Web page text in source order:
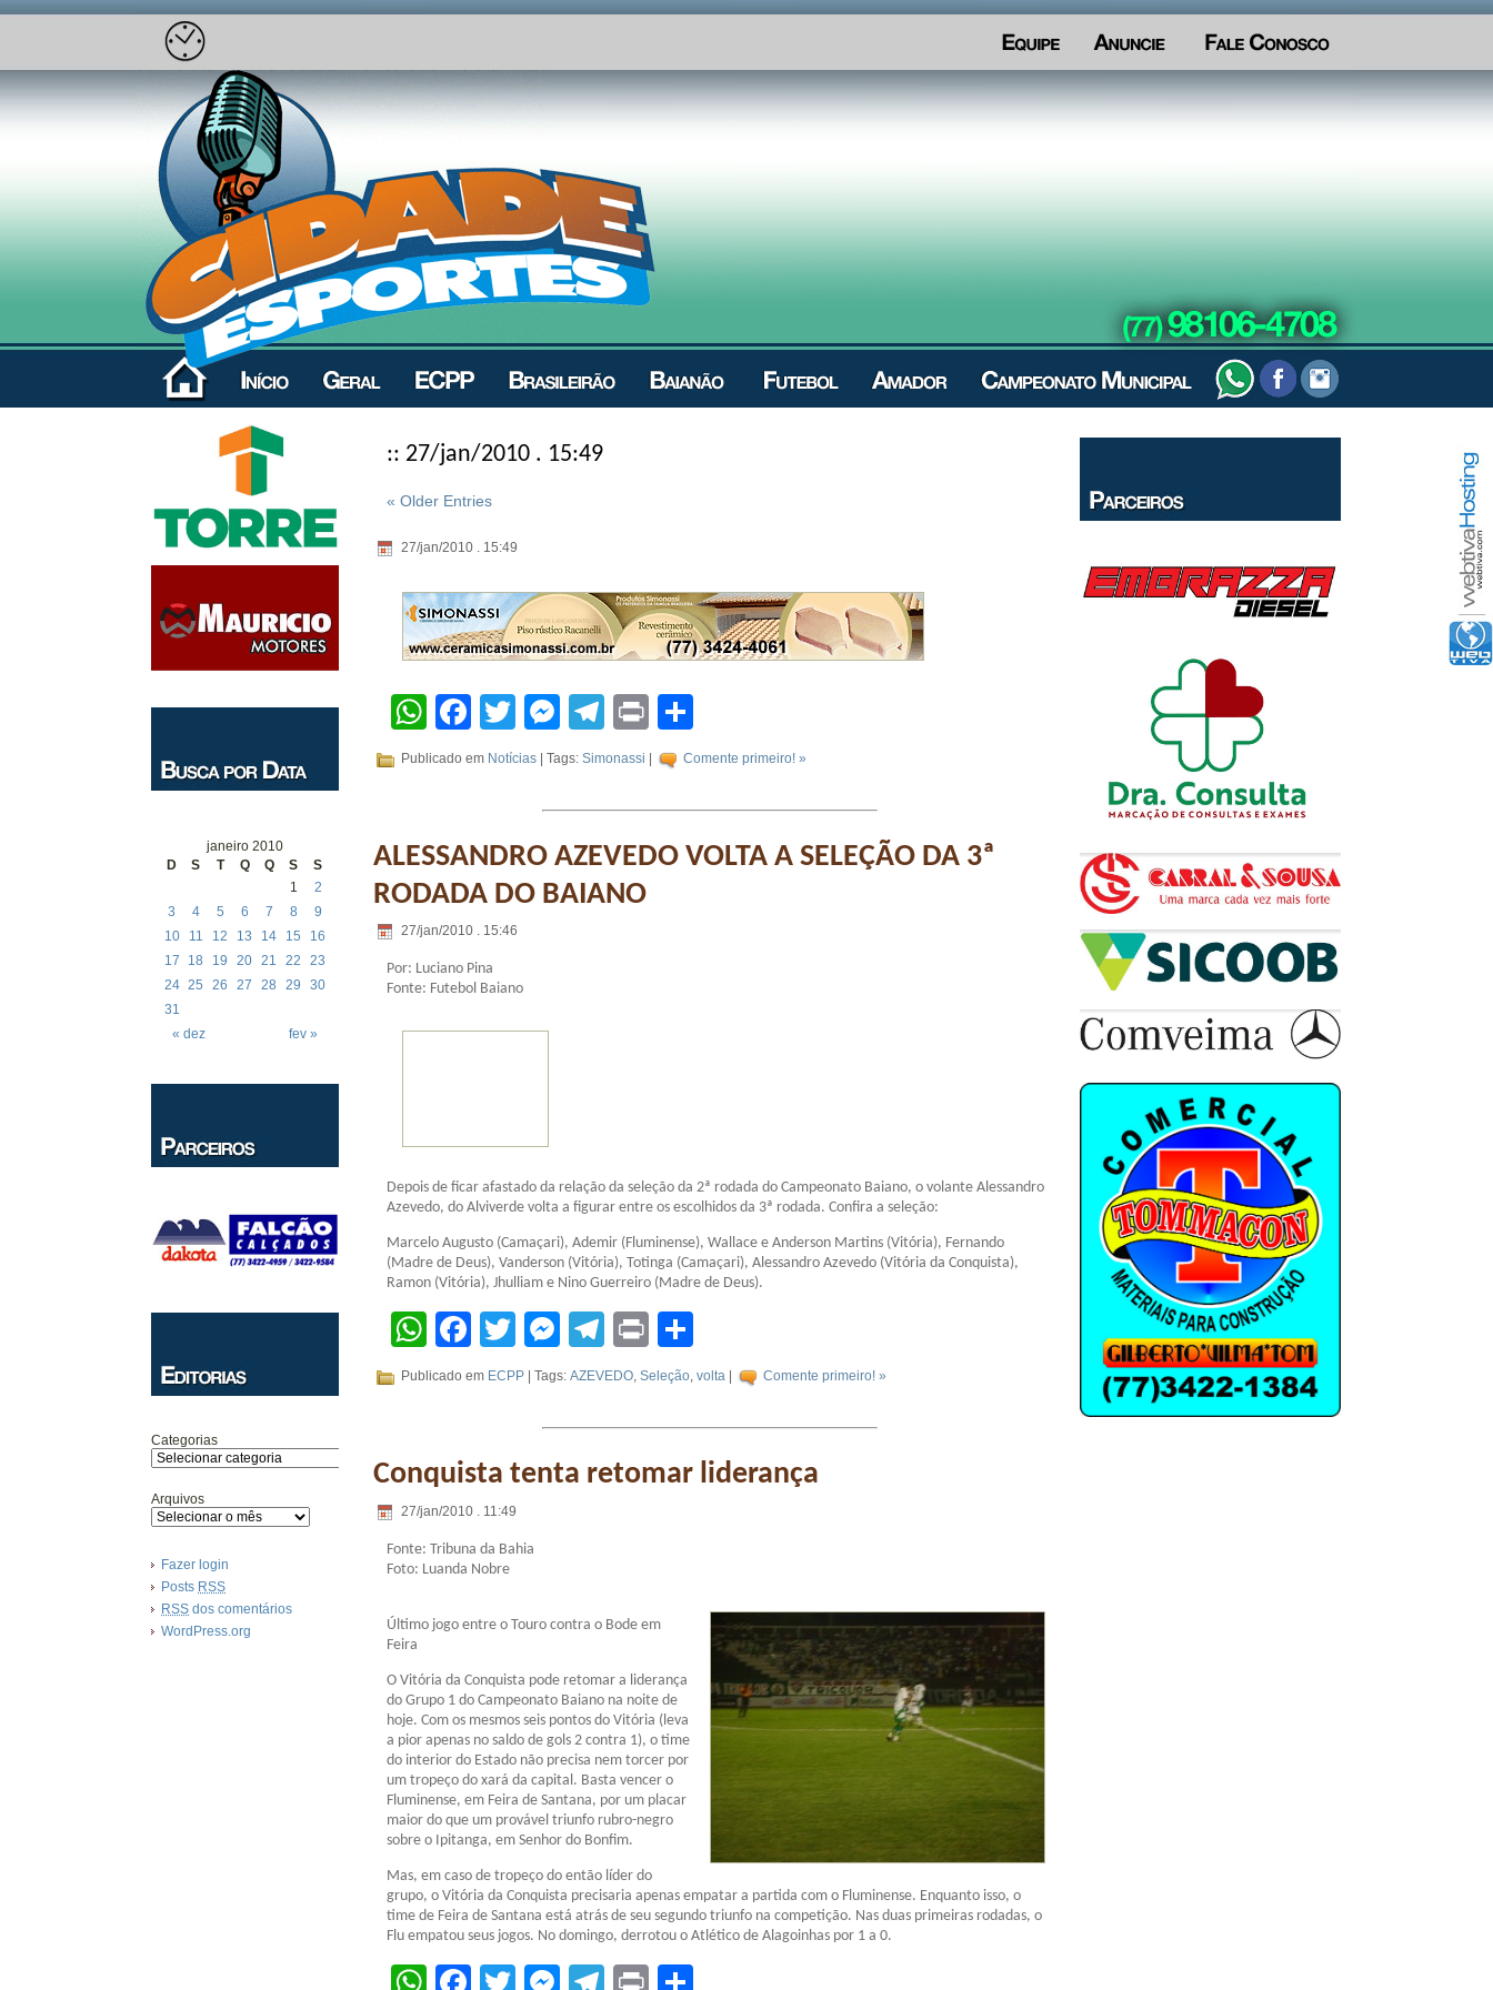
janeiro 2010
D
S T Q Q S S
« dez fev »
1
2
3
4 5 6 7 8
9
10
11 12 13 14 15
16
17
18 19 20 21 22
23
24 25 26 27 28 29
30
31
Categorias
Arquivos
Fazer login
Posts RSS
RSS dos comentários
WordPress.org
:: 27/jan/2010 . 15:49
« Older Entries
27/jan/2010 . 15:49
WhatsApp
Facebook
Twitter
Messenger
Telegram
Print
Publicado em Notícias | Tags: Simonassi | Comente primeiro! »
ALESSANDRO AZEVEDO VOLTA A SELEÇÃO DA 3ª
RODADA DO BAIANO
27/jan/2010 . 15:46
Por: Luciano Pina
Fonte: Futebol Baiano
Depois de ficar afastado da relação da seleção da 2ª rodada do Campeonato Baiano, o volante Alessandro
Azevedo, do Alviverde volta a figurar entre os escolhidos da 3ª rodada. Confira a seleção:
Marcelo Augusto (Camaçari), Ademir (Fluminense), Wallace e Anderson Martins (Vitória), Fernando
(Madre de Deus), Vanderson (Vitória), Totinga (Camaçari), Alessandro Azevedo (Vitória da Conquista),
Ramon (Vitória), Jhulliam e Nino Guerreiro (Madre de Deus).
WhatsApp
Facebook
TwitterMessenger
Telegram
Print
Publicado em ECPP | Tags: AZEVEDO, Seleção, volta Comente primeiro! »
Conquista tenta retomar liderança
27/jan/2010 . 11:49
Fonte: Tribuna da Bahia
Foto: Luanda Nobre
Último jogo entre o Touro contra o Bode em
Feira
O Vitória da Conquista pode retomar a liderança
do Grupo 1 do Campeonato Baiano na noite de
hoje. Com os mesmos seis pontos do Vitória (leva
a pior apenas no saldo de gols 2 contra 1), o time
do interior do Estado não precisa nem torcer por
um tropeço do xará da capital. Basta vencer o
Fluminense, em Feira de Santana, por um placar
maior do que um provável triunfo rubro-negro
sobre o Ipitanga, em Senhor do Bonfim.
Mas, em caso de tropeço do então líder do
grupo, o Vitória da Conquista precisaria apenas empatar a partida com o Fluminense. Enquanto isso, o
time de Feira de Santana está atrás de seu segundo triunfo na competição. Nas duas primeiras rodadas, o
Flu empatou seus jogos. No domingo, derrotou o Atlético de Alagoinhas por 1 a 0.
WhatsApp
Facebook
TwitterMessenger
Telegram
Print